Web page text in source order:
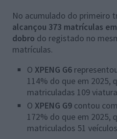
No acumulado do primeiro
alcançou 373 matrículas
dobro do registado no
matrículas.
O XPENG G6
114% do que em 2025,
matriculadas 109
O XPENG G9 contou
172% do que em 2025,
matriculados 51